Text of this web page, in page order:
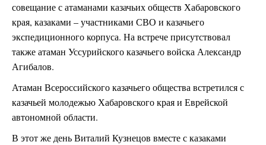
совещание с атаманами казачьих обществ Хабаровского
края, казаками – участниками СВО и казачьего
экспедиционного корпуса. На встрече присутствовал
также атаман Уссурийского казачьего войска Александр
Агибалов.
Атаман Всероссийского казачьего общества встретился с
казачьей молодежью Хабаровского края и Еврейской
автономной области.
В этот же день Виталий Кузнецов вместе с казаками